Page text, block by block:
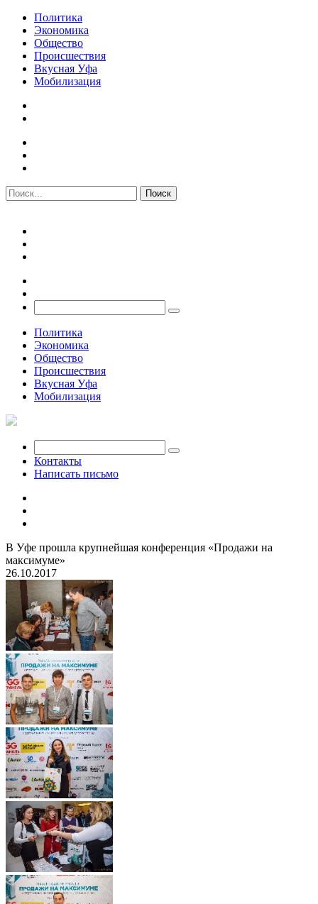
Политика
Экономика
Общество
Происшествия
Вкусная Уфа
Мобилизация
Политика
Экономика
Общество
Происшествия
Вкусная Уфа
Мобилизация
Контакты
Написать письмо
В Уфе прошла крупнейшая конференция «Продажи на
максимуме»
26.10.2017